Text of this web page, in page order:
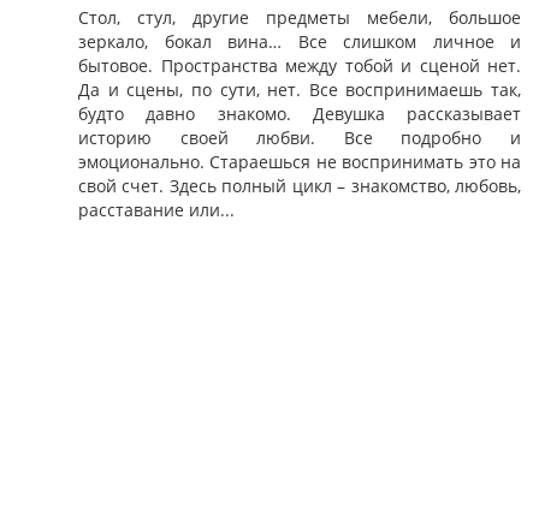
Стол, стул, другие предметы мебели, большое
зеркало, бокал вина… Все слишком личное и
бытовое. Пространства между тобой и сценой нет.
Да и сцены, по сути, нет. Все воспринимаешь так,
будто давно знакомо. Девушка рассказывает
историю своей любви. Все подробно и
эмоционально. Стараешься не воспринимать это на
свой счет. Здесь полный цикл – знакомство, любовь,
расставание или...